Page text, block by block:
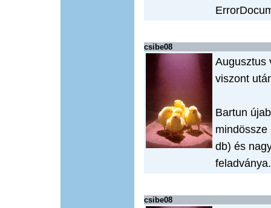
csibe08
Augusztus
viszont
Bartun
mindössze
db) és
feladványa.
csibe08